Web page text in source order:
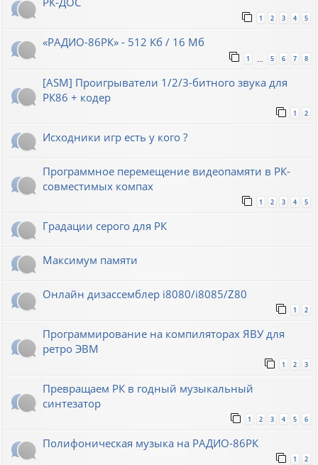
1 2 3 4 5
«РАДИО-86РК» - 512 Кб / 16 Мб
1 5 6 7 8
[ASM] Проигрыватели 1/2/3-битного звука для
РК86 + кодер
1 2
Исходники игр есть у кого ?
Программное перемещение видеопамяти в РК-
совместимых компах
1 2 3 4 5
Градации серого для РК
Максимум памяти
Онлайн дизассемблер i8080/i8085/Z80
1 2
Программирование на компиляторах ЯВУ для
ретро ЭВМ
1 2 3
Превращаем РК в годный музыкальный
синтезатор
1 2 3 4 5 6
Полифоническая музыка на РАДИО-86РК
1 2